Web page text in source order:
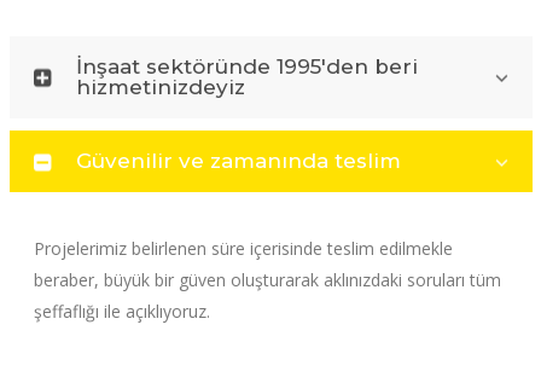
İnşaat sektöründe 1995'den beri
hizmetinizdeyiz
Güvenilir ve zamanında teslim
Projelerimiz belirlenen süre içerisinde teslim edilmekle
beraber, büyük bir güven oluşturarak aklınızdaki soruları tüm
şeffaflığı ile açıklıyoruz.